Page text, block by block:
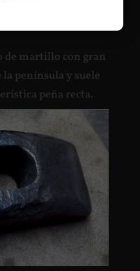
de martillo con gran
península y suele
peña recta.